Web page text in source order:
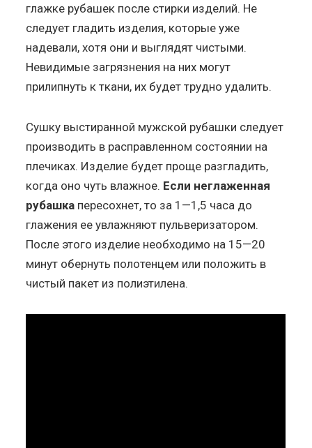
глажке рубашек после стирки изделий. Не
следует гладить изделия, которые уже
надевали, хотя они и выглядят чистыми.
Невидимые загрязнения на них могут
прилипнуть к ткани, их будет трудно удалить.
Сушку выстиранной мужской рубашки следует
производить в расправленном состоянии на
плечиках. Изделие будет проще разгладить,
когда оно чуть влажное. Если неглаженная
рубашка пересохнет, то за 1—1,5 часа до
глажения ее увлажняют пульверизатором.
После этого изделие необходимо на 15—20
минут обернуть полотенцем или положить в
чистый пакет из полиэтилена.